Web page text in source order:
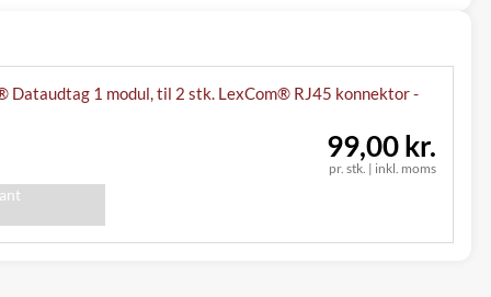
Dataudtag 1 modul, til 2 stk. LexCom® RJ45 konnektor -
pr. stk. | inkl. moms
99,00 kr.